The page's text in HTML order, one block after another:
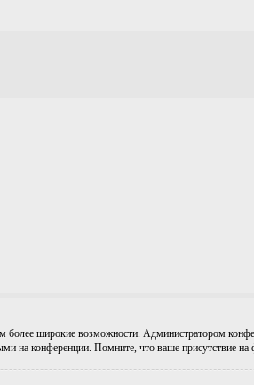
широкие возможности. Администратором
на конференции. Помните, что ваше присутствие на